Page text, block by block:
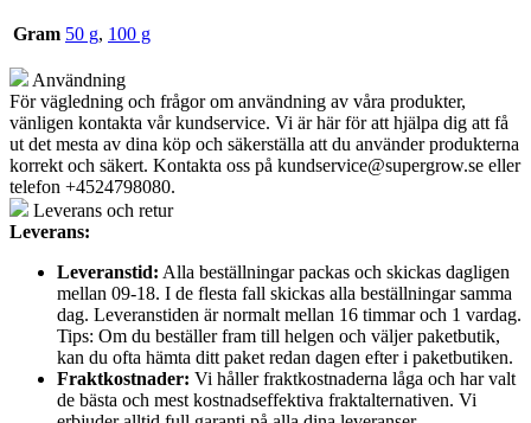
Gram 50 g, 100 g
Användning
För vägledning och frågor om användning av våra produkter,
vänligen kontakta vår kundservice. Vi är här för att hjälpa dig att få
ut det mesta av dina köp och säkerställa att du använder produkterna
korrekt och säkert. Kontakta oss på kundservice@supergrow.se eller
telefon +4524798080.
Leverans och retur
Leverans:
Leveranstid: Alla beställningar packas och skickas dagligen
mellan 09-18. I de flesta fall skickas alla beställningar samma
dag. Leveranstiden är normalt mellan 16 timmar och 1 vardag.
Tips: Om du beställer fram till helgen och väljer paketbutik,
kan du ofta hämta ditt paket redan dagen efter i paketbutiken.
Fraktkostnader: Vi håller fraktkostnaderna låga och har valt
de bästa och mest kostnadseffektiva fraktalternativen. Vi